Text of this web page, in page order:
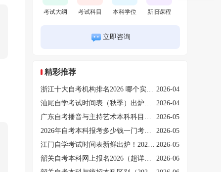
考试大纲 考试科目 本科学位 新旧课程
立即咨询
精彩推荐
浙江十大自考机构排名2026 哪个实力强哪个靠谱？ 2026-04
汕尾自学考试时间表（秋季）出炉！2026年10月考期开启！
2026-04
广东自考播音与主持艺术本科科目表2026（附10月考期时间安排）
2026-05
2026年自考本科报考多少钱一门考试？什么条件能报名？
2026-05
江门自学考试时间表新鲜出炉！2026年10月考期开启！ 2026-05
韶关自考本科网上报名2026（超详细指引）
2026-06